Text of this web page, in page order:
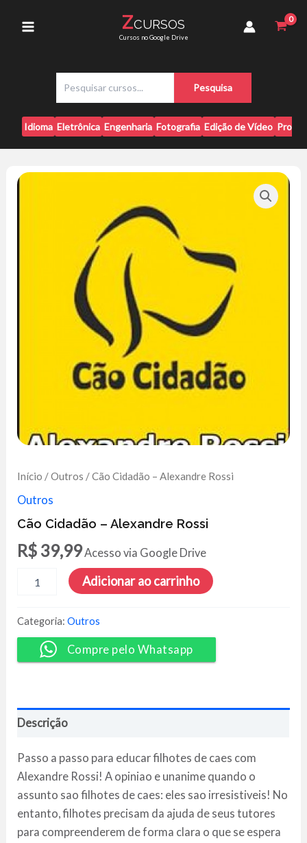
Menu
ZCURSOS
Cursos no Google Drive
s
q
u
i
a
Pesquisa
Idioma Eletrônica Engenharia Fotografia Edição de Vídeo
Início /Outros / Cão Cidadão – Alexandre Rossi
Outros
Cão Cidadão – Alexandre Rossi
R$ 39,99Acesso via Google Drive
Cidadão
Alexandre
Rossi
quantidade
Adicionar ao carrinho
Categoria:Outros
Compre pelo Whatsapp
Descrição
Passo a passo para educar filhotes de caes com
Alexandre Rossi! A opiniao e unanime quando o
assunto sao filhotes de caes: eles sao irresistiveis! No
entanto, filhotes precisam da ajuda de seus tutores
para compreenderem de forma clara o que se espera
Rossi